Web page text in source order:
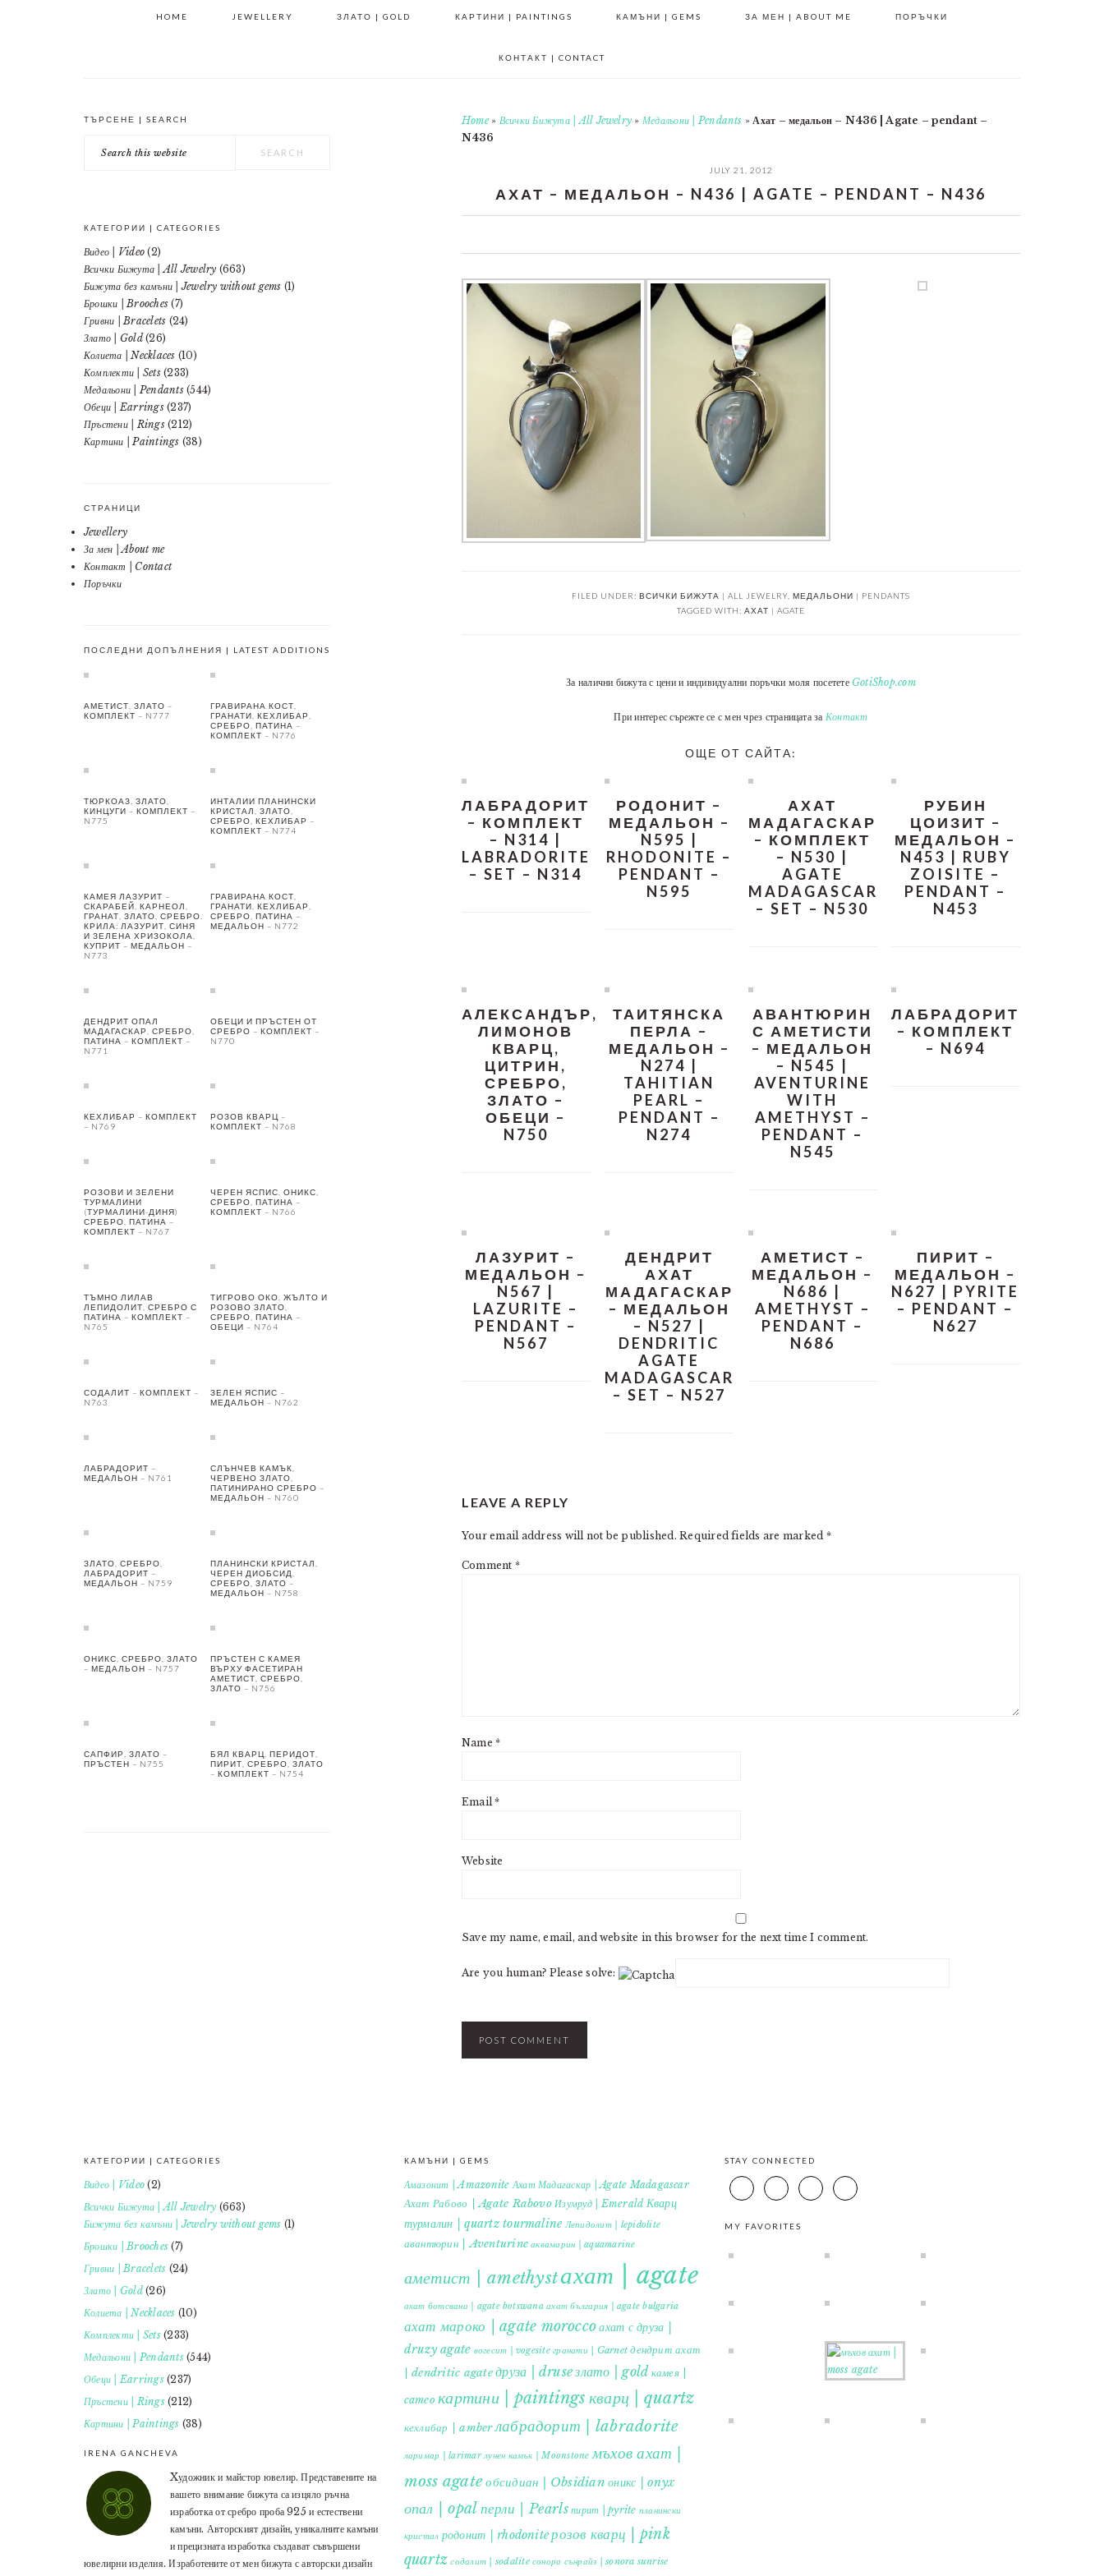
HOME JEWELLERY ЗЛАТО | GOLD КАРТИНИ | PAINTINGS КАМЪНИ | GEMS ЗА МЕН | ABOUT ME ПОРЪЧКИ
КОНТАКТ | CONTACT
Home» Всички Бижута | All Jewelry » Медальони | Pendants »Ахат – медальон – N436 | Agate – pendant –
N436
JULY 21, 2012
АХАТ – МЕДАЛЬОН – N436 | AGATE – PENDANT – N436
FILED UNDER: ВСИЧКИ БИЖУТА | ALL JEWELRY МЕДАЛЬОНИ | PENDANTS
TAGGED WITH: АХАТ | AGATE
За налични бижута с цени и индивидуални поръчки моля посетете GotiShop.com
При интерес сърежте се с мен чрез страницата за Контакт
ОЩЕ ОТ САЙТА:
ЛАБРАДОРИТ
– КОМПЛЕКТ
– N314 |
LABRADORITE
– SET – N314
РОДОНИТ –
МЕДАЛЬОН –
N595 |
RHODONITE –
PENDANT –
N595
АХАТ
МАДАГАСКАР
– КОМПЛЕКТ
– N530 |
AGATE
MADAGASCAR
– SET – N530
РУБИН
ЦОИЗИТ –
МЕДАЛЬОН –
N453 | RUBY
ZOISITE –
PENDANT –
N453
АЛЕКСАНДЪР,
ЛИМОНОВ
КВАРЦ,
ЦИТРИН,
СРЕБРО,
ЗЛАТО –
ОБЕЦИ –
N750
ТАИТЯНСКА
ПЕРЛА –
МЕДАЛЬОН –
N274 |
TAHITIAN
PEARL –
PENDANT –
N274
АВАНТЮРИН
С АМЕТИСТИ
– МЕДАЛЬОН
– N545 |
AVENTURINE
WITH
AMETHYST –
PENDANT –
N545
ЛАБРАДОРИТ
– КОМПЛЕКТ
– N694
ЛАЗУРИТ –
МЕДАЛЬОН –
N567 |
LAZURITE –
PENDANT –
N567
ДЕНДРИТ
АХАТ
МАДАГАСКАР
– МЕДАЛЬОН
– N527 |
DENDRITIC
AGATE
MADAGASCAR
– SET – N527
АМЕТИСТ –
МЕДАЛЬОН –
N686 |
AMETHYST –
PENDANT –
N686
ПИРИТ –
МЕДАЛЬОН –
N627 | PYRITE
– PENDANT –
N627
INTERACTIONS
LEAVE A REPLY
Your email address will not be published. Required fields are marked *
Comment *
Name*
Email*
Website
Save my name, email, and website in this browser for the next time I comment.
Are you human? Please solve:
PRIMARY
SIDEBAR
ТЪРСЕНЕ | SEARCH
this
КАТЕГОРИИ | CATEGORIES
Видео | Video (2)
Всички Бижута | All Jewelry (663)
Бижута без камъни | Jewelry without gems (1)
Брошки | Brooches (7)
Гривни | Bracelets (24)
Злато | Gold(26)
Колиета | Necklaces (10)
Комплекти | Sets(233)
Медальони | Pendants(544)
Обеци | Earrings(237)
Пръстени | Rings(212)
Картини | Paintings (38)
СТРАНИЦИ
Jewellery
За мен | About me
Контакт | Contact
Поръчки
ПОСЛЕДНИ ДОПЪЛНЕНИЯ | LATEST ADDITIONS
АМЕТИСТ, ЗЛАТО –
КОМПЛЕКТ – N777
ГРАВИРАНА КОСТ,
ГРАНАТИ, КЕХЛИБАР,
СРЕБРО, ПАТИНА –
КОМПЛЕКТ – N776
ТЮРКОАЗ, ЗЛАТО,
КИНЦУГИ – КОМПЛЕКТ –
N775
ИНТАЛИИ ПЛАНИНСКИ
КРИСТАЛ, ЗЛАТО,
СРЕБРО, КЕХЛИБАР –
КОМПЛЕКТ – N774
КАМЕЯ ЛАЗУРИТ –
СКАРАБЕЙ, КАРНЕОЛ,
ГРАНАТ, ЗЛАТО, СРЕБРО.
КРИЛА: ЛАЗУРИТ, СИНЯ
И ЗЕЛЕНА ХРИЗОКОЛА,
КУПРИТ – МЕДАЛЬОН –
N773
ГРАВИРАНА КОСТ,
ГРАНАТИ, КЕХЛИБАР,
СРЕБРО, ПАТИНА –
МЕДАЛЬОН – N772
ДЕНДРИТ ОПАЛ
МАДАГАСКАР, СРЕБРО,
ПАТИНА – КОМПЛЕКТ –
N771
ОБЕЦИ И ПРЪСТЕН ОТ
СРЕБРО – КОМПЛЕКТ –
N770
КЕХЛИБАР – КОМПЛЕКТ
– N769
РОЗОВ КВАРЦ –
КОМПЛЕКТ – N768
РОЗОВИ И ЗЕЛЕНИ
ТУРМАЛИНИ
(ТУРМАЛИНИ-ДИНЯ)
СРЕБРО, ПАТИНА –
КОМПЛЕКТ – N767
ЧЕРЕН ЯСПИС, ОНИКС,
СРЕБРО, ПАТИНА –
КОМПЛЕКТ – N766
ТЪМНО ЛИЛАВ
ЛЕПИДОЛИТ, СРЕБРО С
ПАТИНА – КОМПЛЕКТ –
N765
ТИГРОВО ОКО, ЖЪЛТО И
РОЗОВО ЗЛАТО,
СРЕБРО, ПАТИНА –
ОБЕЦИ – N764
СОДАЛИТ – КОМПЛЕКТ –
N763
ЗЕЛЕН ЯСПИС –
МЕДАЛЬОН – N762
ЛАБРАДОРИТ –
МЕДАЛЬОН – N761
СЛЪНЧЕВ КАМЪК,
ЧЕРВЕНО ЗЛАТО,
ПАТИНИРАНО СРЕБРО –
МЕДАЛЬОН – N760
ЗЛАТО, СРЕБРО,
ЛАБРАДОРИТ –
МЕДАЛЬОН – N759
ПЛАНИНСКИ КРИСТАЛ,
ЧЕРЕН ДИОБСИД,
СРЕБРО, ЗЛАТО –
МЕДАЛЬОН – N758
ОНИКС, СРЕБРО, ЗЛАТО
– МЕДАЛЬОН – N757
ПРЪСТЕН С КАМЕЯ
ВЪРХУ ФАСЕТИРАН
АМЕТИСТ, СРЕБРО,
ЗЛАТО – N756
САПФИР, ЗЛАТО –
ПРЪСТЕН – N755
БЯЛ КВАРЦ, ПЕРИДОТ,
ПИРИТ, СРЕБРО, ЗЛАТО
– КОМПЛЕКТ – N754
КАТЕГОРИИ | CATEGORIES
Видео | Video (2)
Всички Бижута | All Jewelry (663)
Бижута без камъни | Jewelry without gems (1)
Брошки | Brooches (7)
Гривни | Bracelets (24)
Злато | Gold(26)
Колиета | Necklaces (10)
Комплекти | Sets(233)
Медальони | Pendants(544)
Обеци | Earrings(237)
Пръстени | Rings(212)
Картини | Paintings (38)
IRENA GANCHEVA
Xудожник и майстор ювелир. Представените на
вашето внимание бижута са изцяло ръчна
изработка от сребро проба 925 и естествени
камъни. Авторският дизайн, уникалните камъни
и прецизната изработка създават съвършени
ювелирни изделия. Изработените от мен бижута с авторски дизайн
КАМЪНИ | GEMS
Амазонит | Amazonite Ахат Мадагаскар | Agate Madagascar
Ахат Рабово | Agate Rabovo Изумруд | Emerald Кварц
турмалин | quartz tourmaline Лепидолит | lepidolite
авантюрин | Aventurine аквамарин | aquamarine
аметист | amethystахат | agate
ахат ботсвана | agate botswana ахат българия | agate bulgaria
ахат мароко | agate moroccoахат с друза |
druzy agate вогесит | vogesite гранати | Garnet дендрит ахат
| dendritic agateдруза | druseзлато | gold камея |
cameo картини | paintings кварц | quartz
кехлибар | amberлабрадорит | labradorite
ларимар | larimar лунен камък | Moonstone мъхов ахат |
moss agateобсидиан | Obsidian оникс | onyx
опал | opal перли | Pearls пирит | pyrite планински
кристал родонит | rhodoniteрозов кварц | pink
quartz содалит | sodalite сонора сънрайз | sonora sunrise
STAY CONNECTED
MY FAVORITES